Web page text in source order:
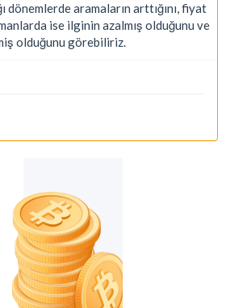
dönemlerde aramaların arttığını, fiyat
ise ilginin azalmış olduğunu ve
olduğunu görebiliriz.